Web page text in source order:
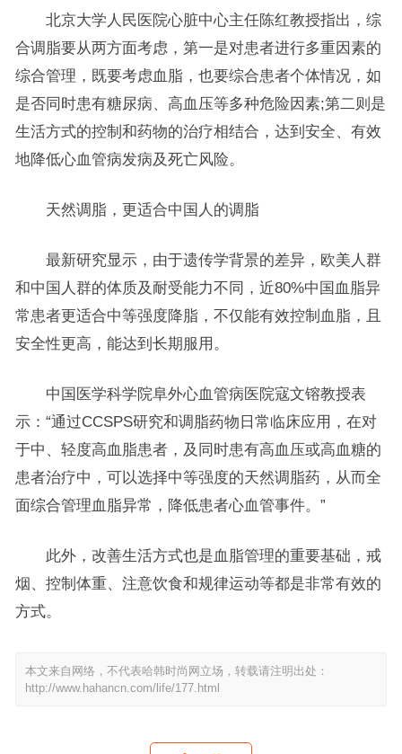
北京大学人民医院心脏中心主任陈红教授指出，综
合调脂要从两方面考虑，第一是对患者进行多重因素的
综合管理，既要考虑血脂，也要综合患者个体情况，如
是否同时患有糖尿病、高血压等多种危险因素;第二则是
生活方式的控制和药物的治疗相结合，达到安全、有效
地降低心血管病发病及死亡风险。
天然调脂，更适合中国人的调脂
最新研究显示，由于遗传学背景的差异，欧美人群
和中国人群的体质及耐受能力不同，近80%中国血脂异
常患者更适合中等强度降脂，不仅能有效控制血脂，且
安全性更高，能达到长期服用。
中国医学科学院阜外心血管病医院寇文镕教授表
示：“通过CCSPS研究和调脂药物日常临床应用，在对
于中、轻度高血脂患者，及同时患有高血压或高血糖的
患者治疗中，可以选择中等强度的天然调脂药，从而全
面综合管理血脂异常，降低患者心血管事件。”
此外，改善生活方式也是血脂管理的重要基础，戒
烟、控制体重、注意饮食和规律运动等都是非常有效的
方式。
本文来自网络，不代表哈韩时尚网立场，转载请注明出处：
http://www.hahancn.com/life/177.html